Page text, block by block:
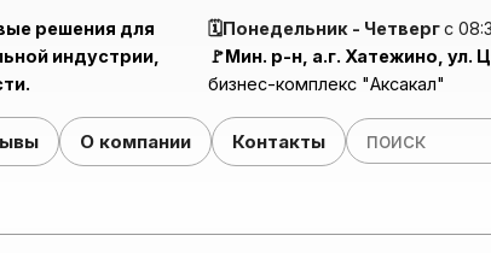
решения для
индустрии,
🗓️Понедельник - Четвергс
🚩Мин. р-н, а.г. Хатежино, ул.
бизнес-комплекс "Аксакал"
О компании Контакты